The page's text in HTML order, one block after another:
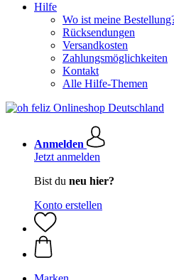
Hilfe
Wo ist meine
Rücksendungen
Versandkosten
Zahlungsmöglichkeiten
Kontakt
Alle Hilfe-Themen
Anmelden
Jetzt anmelden
Bist du neu hier?
Konto erstellen